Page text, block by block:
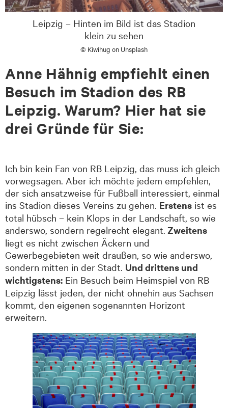
Leipzig – Hinten im Bild ist das Stadion
klein zu sehen
© Kiwihug on Unsplash
Anne Hähnig empfiehlt einen
Besuch im Stadion des RB
Leipzig. Warum? Hier hat sie
drei Gründe für Sie:
Ich bin kein Fan von RB Leipzig, das muss ich gleich
vorwegsagen. Aber ich möchte jedem empfehlen,
der sich ansatzweise für Fußball interessiert, einmal
ins Stadion dieses Vereins zu gehen. Erstens ist es
total hübsch – kein Klops in der Landschaft, so wie
anderswo, sondern regelrecht elegant. Zweitens
liegt es nicht zwischen Äckern und
Gewerbegebieten weit draußen, so wie anderswo,
sondern mitten in der Stadt. Und drittens und
wichtigstens: Ein Besuch beim Heimspiel von RB
Leipzig lässt jeden, der nicht ohnehin aus Sachsen
kommt, den eigenen sogenannten Horizont
erweitern.